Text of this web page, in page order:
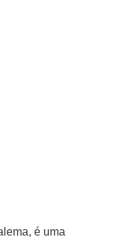
é uma